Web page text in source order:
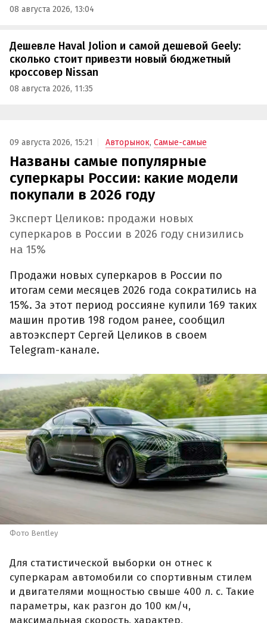
08 августа 2026, 13:04
Дешевле Haval Jolion и самой дешевой Geely:
сколько стоит привезти новый бюджетный
кроссовер Nissan
08 августа 2026, 11:35
09 августа 2026, 15:21 Авторынок, Самые-самые
Названы самые популярные
суперкары России: какие модели
покупали в 2026 году
Эксперт Целиков: продажи новых
суперкаров в России в 2026 году снизились
на 15%
Продажи новых суперкаров в России по
итогам семи месяцев 2026 года сократились на
15%. За этот период россияне купили 169 таких
машин против 198 годом ранее, сообщил
автоэксперт Сергей Целиков в своем
Telegram-канале.
Фото Bentley
Для статистической выборки он отнес к
суперкарам автомобили со спортивным стилем
и двигателями мощностью свыше 400 л. с. Такие
параметры, как разгон до 100 км/ч,
максимальная скорость, характер,